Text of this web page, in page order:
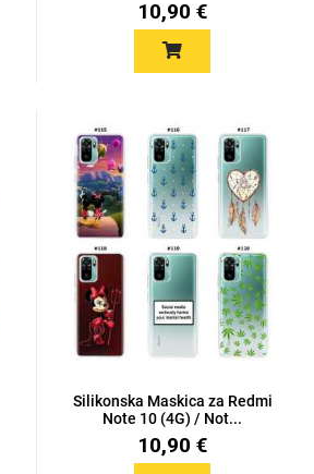
10,90 €
Silikonska Maskica za Redmi
Note 10 (4G) / Not...
10,90 €